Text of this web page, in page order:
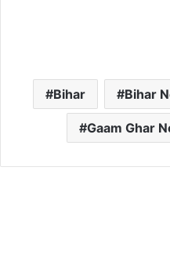
Bihar Bihar
Gaam Ghar